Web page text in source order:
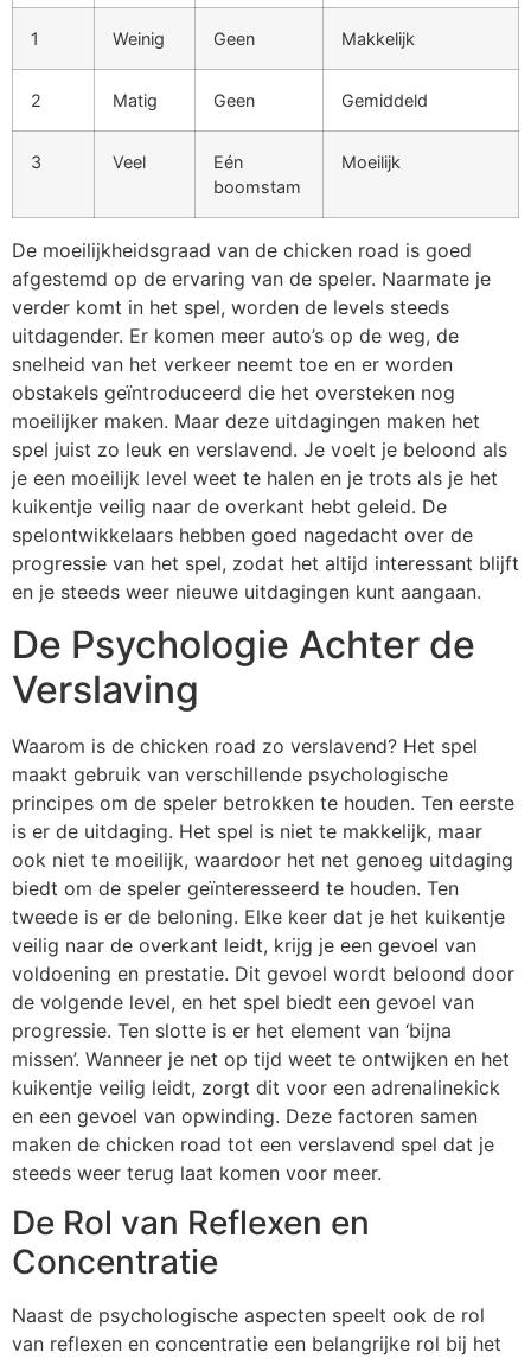
1 Weinig Geen Makkelijk
2 Matig Geen Gemiddeld
3 Veel
Eén
boomstam
Moeilijk
De moeilijkheidsgraad van de chicken road is goed
afgestemd op de ervaring van de speler. Naarmate je
verder komt in het spel, worden de levels steeds
uitdagender. Er komen meer auto’s op de weg, de
snelheid van het verkeer neemt toe en er worden
obstakels geïntroduceerd die het oversteken nog
moeilijker maken. Maar deze uitdagingen maken het
spel juist zo leuk en verslavend. Je voelt je beloond als
je een moeilijk level weet te halen en je trots als je het
kuikentje veilig naar de overkant hebt geleid. De
spelontwikkelaars hebben goed nagedacht over de
progressie van het spel, zodat het altijd interessant blijft
en je steeds weer nieuwe uitdagingen kunt aangaan.
De Psychologie Achter de
Verslaving
Waarom is de chicken road zo verslavend? Het spel
maakt gebruik van verschillende psychologische
principes om de speler betrokken te houden. Ten eerste
is er de uitdaging. Het spel is niet te makkelijk, maar
ook niet te moeilijk, waardoor het net genoeg uitdaging
biedt om de speler geïnteresseerd te houden. Ten
tweede is er de beloning. Elke keer dat je het kuikentje
veilig naar de overkant leidt, krijg je een gevoel van
voldoening en prestatie. Dit gevoel wordt beloond door
de volgende level, en het spel biedt een gevoel van
progressie. Ten slotte is er het element van ‘bijna
missen’. Wanneer je net op tijd weet te ontwijken en het
kuikentje veilig leidt, zorgt dit voor een adrenalinekick
en een gevoel van opwinding. Deze factoren samen
maken de chicken road tot een verslavend spel dat je
steeds weer terug laat komen voor meer.
De Rol van Reflexen en
Concentratie
Naast de psychologische aspecten speelt ook de rol
van reflexen en concentratie een belangrijke rol bij het